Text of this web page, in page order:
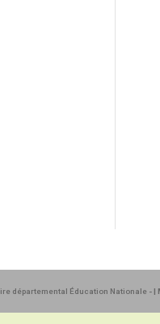
départemental Éducation Nationale - |